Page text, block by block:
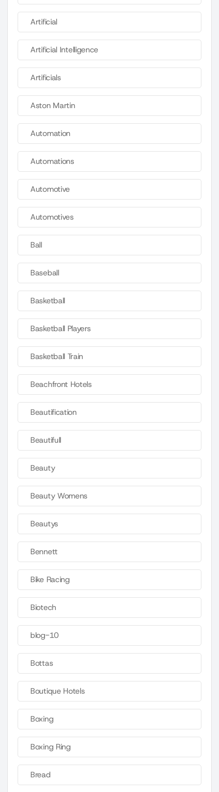
Artificial
Artificial Intelligence
Artificials
Aston Martin
Automation
Automations
Automotive
Automotives
Ball
Baseball
Basketball
Basketball Players
Basketball Train
Beachfront Hotels
Beautification
Beautifull
Beauty
Beauty Womens
Beautys
Bennett
Bike Racing
Biotech
blog-10
Bottas
Boutique Hotels
Boxing
Boxing Ring
Bread